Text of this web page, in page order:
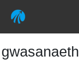
gwasanaeth